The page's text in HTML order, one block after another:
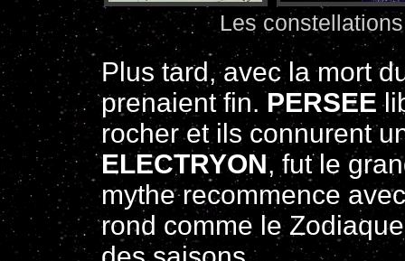
Les
Plus tard, avec la mort
prenaient fin.PERSEE
rocher et ils connurent
ELECTRYON, fut le
mythe recommence
rond comme le